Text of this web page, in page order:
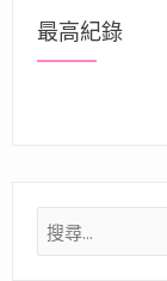
最高紀錄
搜
尋